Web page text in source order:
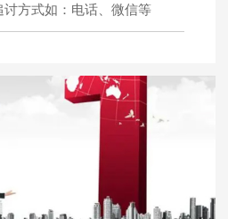
讨方式如：电话、微信等